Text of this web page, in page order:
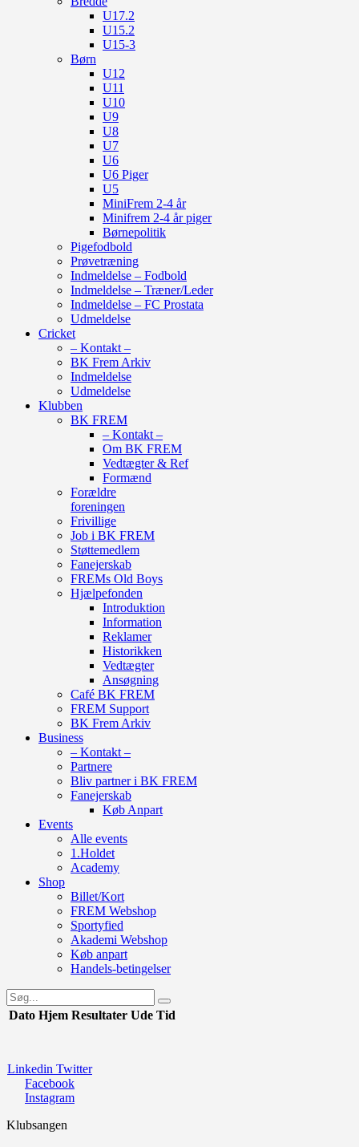
U17.2
U15.2
U15-3
Børn
U12
U11
U10
U9
U8
U7
U6
U6 Piger
U5
MiniFrem 2-4 år
Minifrem 2-4 år piger
Børnepolitik
Pigefodbold
Prøvetræning
Indmeldelse – Fodbold
Indmeldelse – Træner/Leder
Indmeldelse – FC Prostata
Udmeldelse
Cricket
– Kontakt –
BK Frem Arkiv
Indmeldelse
Udmeldelse
Klubben
BK FREM
– Kontakt –
Om BK FREM
Vedtægter & Ref
Formænd
Forældre
foreningen
Frivillige
Job i BK FREM
Støttemedlem
Fanejerskab
FREMs Old Boys
Hjælpefonden
Introduktion
Information
Reklamer
Historikken
Vedtægter
Ansøgning
Café BK FREM
FREM Support
BK Frem Arkiv
Business
– Kontakt –
Partnere
Bliv partner i BK FREM
Fanejerskab
Køb Anpart
Events
Alle events
1.Holdet
Academy
Shop
Billet/Kort
FREM Webshop
Sportyfied
Akademi Webshop
Køb anpart
Handels-betingelser
Dato Hjem Resultater Ude Tid
Linkedin Twitter
Facebook
Instagram
Klubsangen